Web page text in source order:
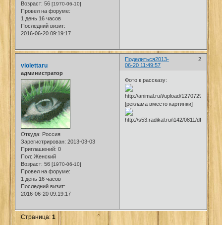
Возраст: 56 [1970-06-10]
Провел на форуме:
1 день 16 часов
Последний визит:
2016-06-20 09:19:17
Поделиться 2
2013-
06-20 11:49:57
violettaru
администратор
Откуда: Россия
Зарегистрирован: 2013-03-03
Приглашений: 0
Пол: Женский
Возраст: 56 [1970-06-10]
Провел на форуме:
1 день 16 часов
Последний визит:
2016-06-20 09:19:17
Фото к рассказу:
[реклама вместо картинки]
Страница:1